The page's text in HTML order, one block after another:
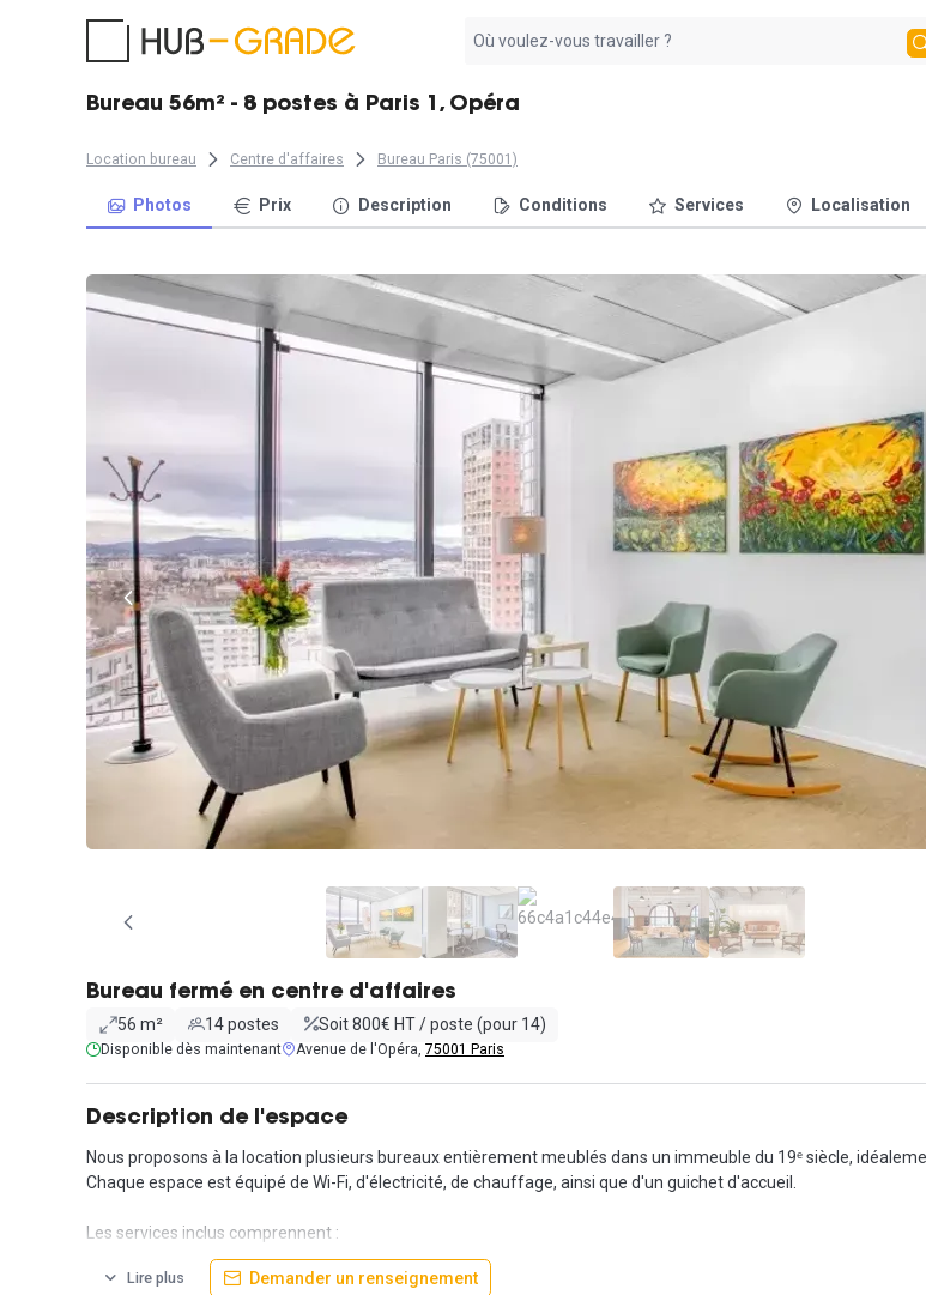
résultat
Bureau 56m² - 8 postes à Paris 1, Opéra
Location bureau Centre d'affaires Bureau Paris (75001)
Photos Prix Description Conditions Services Localisation
Bureau fermé en centre d'affaires
56 m² 14 postes Soit 800€ HT / poste (pour 14)
Disponible dès maintenant Avenue de l'Opéra, 75001 Paris
Description de l'espace
Nous proposons à la location plusieurs bureaux entièrement meublés dans un immeuble du 19ᵉ siècle,
Chaque espace est équipé de Wi-Fi, d'électricité, de chauffage, ainsi que d'un guichet d'accueil.
Les services inclus comprennent :
Lignes téléphoniques avec appareils
Lire plus Demander un renseignement